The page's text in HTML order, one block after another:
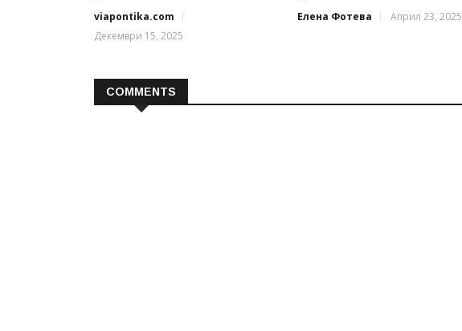
viapontika.com
Декември 15, 2025
Елена Фотева
Април 23, 2025
COMMENTS